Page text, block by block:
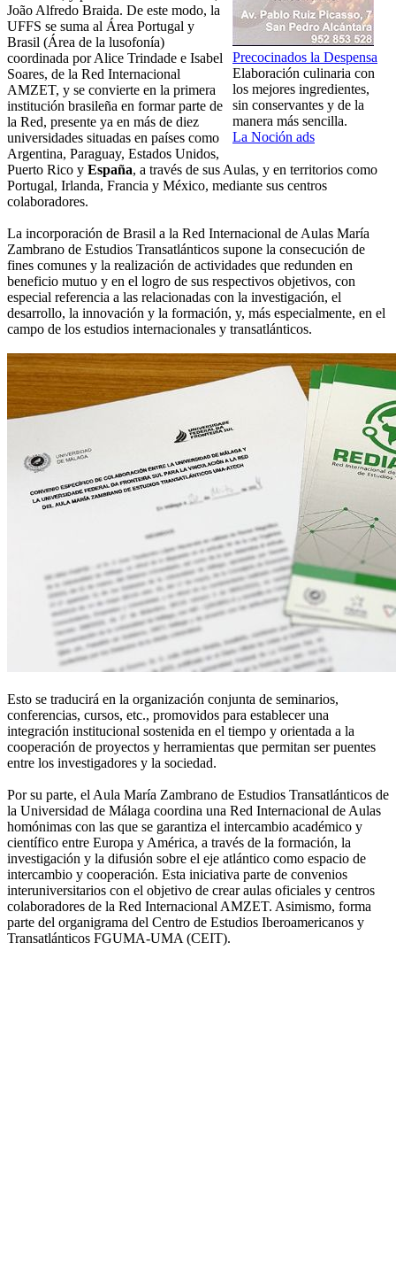
Precocinados la Despensa
Elaboración culinaria con
los mejores ingredientes,
sin conservantes y de la
manera más sencilla.
La Noción ads
João Alfredo Braida. De este modo, la
UFFS se suma al Área Portugal y
Brasil (Área de la lusofonía)
coordinada por Alice Trindade e Isabel
Soares, de la Red Internacional
AMZET, y se convierte en la primera
institución brasileña en formar parte de
la Red, presente ya en más de diez
universidades situadas en países como
Argentina, Paraguay, Estados Unidos,
Puerto Rico y España, a través de sus Aulas, y en territorios como
Portugal, Irlanda, Francia y México, mediante sus centros
colaboradores.
La incorporación de Brasil a la Red Internacional de Aulas María
Zambrano de Estudios Transatlánticos supone la consecución de
fines comunes y la realización de actividades que redunden en
beneficio mutuo y en el logro de sus respectivos objetivos, con
especial referencia a las relacionadas con la investigación, el
desarrollo, la innovación y la formación, y, más especialmente, en el
campo de los estudios internacionales y transatlánticos.
Esto se traducirá en la organización conjunta de seminarios,
conferencias, cursos, etc., promovidos para establecer una
integración institucional sostenida en el tiempo y orientada a la
cooperación de proyectos y herramientas que permitan ser puentes
entre los investigadores y la sociedad.
Por su parte, el Aula María Zambrano de Estudios Transatlánticos de
la Universidad de Málaga coordina una Red Internacional de Aulas
homónimas con las que se garantiza el intercambio académico y
científico entre Europa y América, a través de la formación, la
investigación y la difusión sobre el eje atlántico como espacio de
intercambio y cooperación. Esta iniciativa parte de convenios
interuniversitarios con el objetivo de crear aulas oficiales y centros
colaboradores de la Red Internacional AMZET. Asimismo, forma
parte del organigrama del Centro de Estudios Iberoamericanos y
Transatlánticos FGUMA-UMA (CEIT).